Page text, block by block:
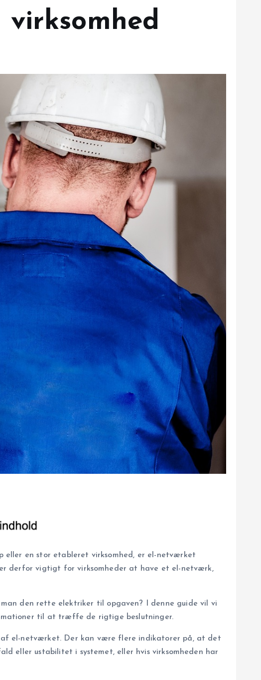
eller en stor etableret virksomhed, er el-netværket
derfor vigtigt for virksomheder at have et el-netværk,
den rette elektriker til opgaven? I denne guide vil vi
til at træffe de rigtige beslutninger.
el-netværket. Der kan være flere indikatorer på, at det
eller ustabilitet i systemet, eller hvis virksomheden har